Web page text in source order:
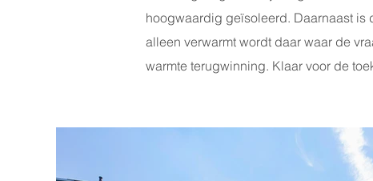
hoogwaardig geïsoleerd. Daarnaast
alleen verwarmt wordt daar waar de
warmte terugwinning. Klaar voor de